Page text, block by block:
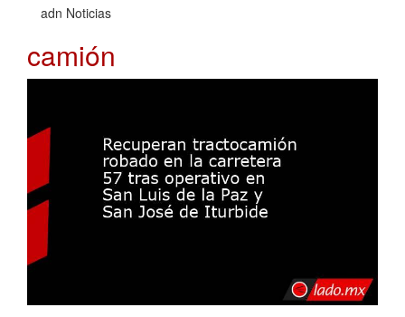
adn Noticias
camión